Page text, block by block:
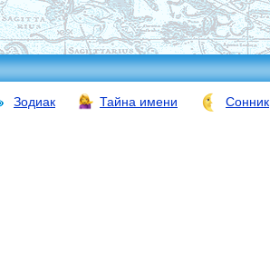
Зодиак Тайна имени Сонник